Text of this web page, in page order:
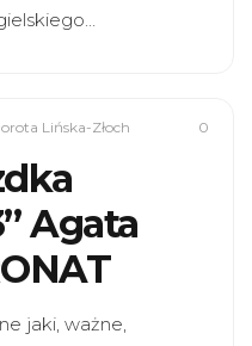
Lińska-Złoch 0
Agata
jaki, ważne,